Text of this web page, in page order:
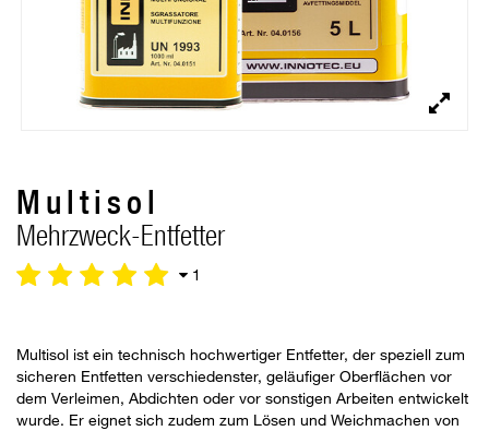
Multisol
Mehrzweck-Entfetter
1
Multisol ist ein technisch hochwertiger Entfetter, der speziell zum
sicheren Entfetten verschiedenster, geläufiger Oberflächen vor
dem Verleimen, Abdichten oder vor sonstigen Arbeiten entwickelt
wurde. Er eignet sich zudem zum Lösen und Weichmachen von